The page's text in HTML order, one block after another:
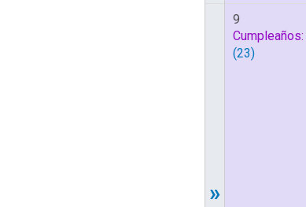
»
9
Cumpleaños:
(23)